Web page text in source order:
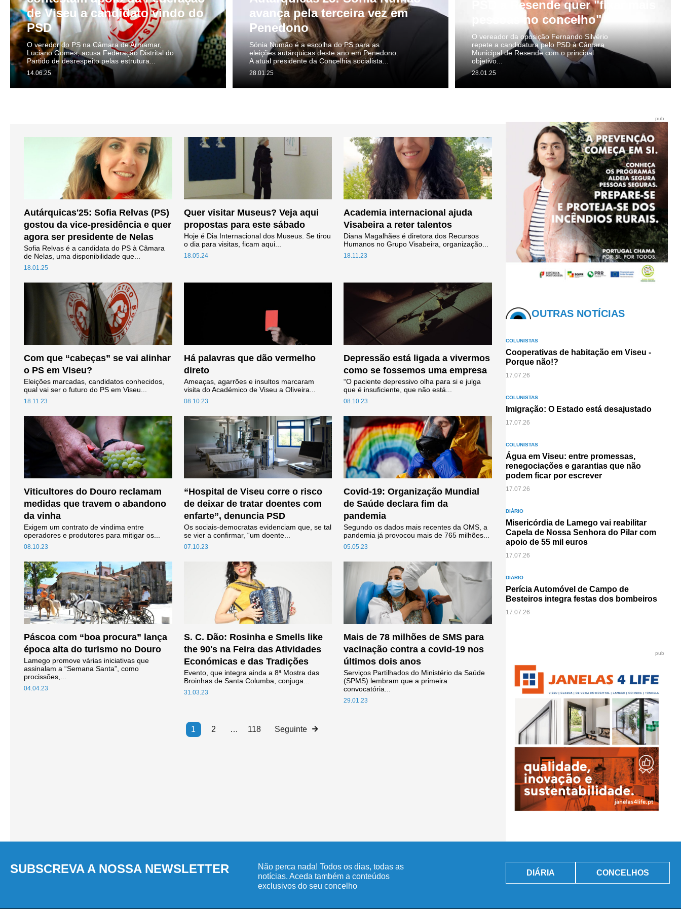
de Viseu a candidato vindo do
PSD
14.06.25
O veredor do PS na Câmara de Armamar,
Luciano Gomes, acusa Federação Distrital do
Partido de desrespeito pelas estrutura...
avança pela terceira vez em
Penedono
28.01.25
Sónia Numão é a escolha do PS para as
eleições autárquicas deste ano em Penedono.
A atual presidente da Concelhia socialista...
PSD a Resende quer "fixar mais
pessoas no concelho"
28.01.25
O vereador da oposição Fernando Silvério
repete a candidatura pelo PSD à Câmara
Municipal de Resende com o principal
objetivo...
Autárquicas'25: Sofia Relvas (PS)
gostou da vice-presidência e quer
agora ser presidente de Nelas
18.01.25
Sofia Relvas é a candidata do PS à Câmara
de Nelas, uma disponibilidade que...
Quer visitar Museus? Veja aqui
propostas para este sábado
18.05.24
Hoje é Dia Internacional dos Museus. Se tirou
o dia para visitas, ficam aqui...
Academia internacional ajuda
Visabeira a reter talentos
18.11.23
Diana Magalhães é diretora dos Recursos
Humanos no Grupo Visabeira, organização...
Com que “cabeças” se vai alinhar
o PS em Viseu?
18.11.23
Eleições marcadas, candidatos conhecidos,
qual vai ser o futuro do PS em Viseu...
Há palavras que dão vermelho
direto
08.10.23
Ameaças, agarrões e insultos marcaram
visita do Académico de Viseu a Oliveira...
Depressão está ligada a vivermos
como se fossemos uma empresa
08.10.23
“O paciente depressivo olha para si e julga
que é insuficiente, que não está...
Viticultores do Douro reclamam
medidas que travem o abandono
da vinha
08.10.23
Exigem um contrato de vindima entre
operadores e produtores para mitigar os...
“Hospital de Viseu corre o risco
de deixar de tratar doentes com
enfarte”, denuncia PSD
07.10.23
Os sociais-democratas evidenciam que, se tal
se vier a confirmar, “um doente...
Covid-19: Organização Mundial
de Saúde declara fim da
pandemia
05.05.23
Segundo os dados mais recentes da OMS, a
pandemia já provocou mais de 765 milhões...
Páscoa com “boa procura” lança
época alta do turismo no Douro
04.04.23
Lamego promove várias iniciativas que
assinalam a “Semana Santa”, como
procissões,...
S. C. Dão: Rosinha e Smells like
the 90's na Feira das Atividades
Económicas e das Tradições
31.03.23
Evento, que integra ainda a 8ª Mostra das
Broinhas de Santa Columba, conjuga...
Mais de 78 milhões de SMS para
vacinação contra a covid-19 nos
últimos dois anos
29.01.23
Serviços Partilhados do Ministério da Saúde
(SPMS) lembram que a primeira
convocatória...
1 2 … 118 Seguinte
pub
OUTRAS NOTÍCIAS
COLUNISTAS
Cooperativas de habitação em Viseu -
Porque não!?
17.07.26
COLUNISTAS
Imigração: O Estado está desajustado
17.07.26
COLUNISTAS
Água em Viseu: entre promessas,
renegociações e garantias que não
podem ficar por escrever
17.07.26
DIÁRIO
Misericórdia de Lamego vai reabilitar
Capela de Nossa Senhora do Pilar com
apoio de 55 mil euros
17.07.26
DIÁRIO
Perícia Automóvel de Campo de
Besteiros integra festas dos bombeiros
17.07.26
pub
SUBSCREVA A NOSSA NEWSLETTER
Não perca nada! Todos os dias, todas as
notícias. Aceda também a conteúdos
exclusivos do seu concelho
DIÁRIA CONCELHOS